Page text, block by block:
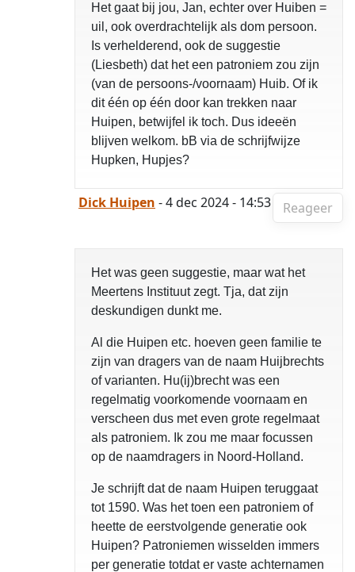
Het gaat bij jou, Jan, echter over Huiben =
uil, ook overdrachtelijk als dom persoon.
Is verhelderend, ook de suggestie
(Liesbeth) dat het een patroniem zou zijn
(van de persoons-/voornaam) Huib. Of ik
dit één op één door kan trekken naar
Huipen, betwijfel ik toch. Dus ideeën
blijven welkom. bB via de schrijfwijze
Hupken, Hupjes?
Reageer
Dick Huipen - 4 dec 2024 - 14:53
Het was geen suggestie, maar wat het
Meertens Instituut zegt. Tja, dat zijn
deskundigen dunkt me.
Al die Huipen etc. hoeven geen familie te
zijn van dragers van de naam Huijbrechts
of varianten. Hu(ij)brecht was een
regelmatig voorkomende voornaam en
verscheen dus met even grote regelmaat
als patroniem. Ik zou me maar focussen
op de naamdragers in Noord-Holland.
Je schrijft dat de naam Huipen teruggaat
tot 1590. Was het toen een patroniem of
heette de eerstvolgende generatie ook
Huipen? Patroniemen wisselden immers
per generatie totdat er vaste achternamen